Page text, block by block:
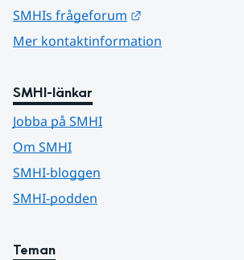
SMHIs frågeforum
Mer kontaktinformation
SMHI-länkar
Jobba på SMHI
Om SMHI
SMHI-bloggen
SMHI-podden
Teman